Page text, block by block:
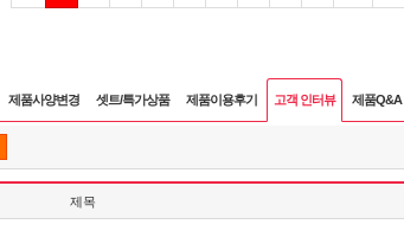
재
제품사양변경 셋트/특가상품 제품이용후기 고객 인터뷰 제품Q&A
제목